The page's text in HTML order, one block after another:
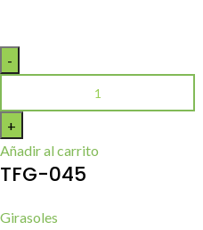
Añadir al carrito
TFG-045
Girasoles